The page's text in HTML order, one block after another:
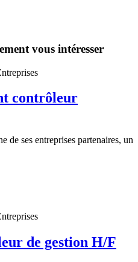
vous intéresser
contrôleur
de ses entreprises partenaires, un
de gestion H/F